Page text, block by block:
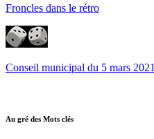
Froncles dans le rétro
Conseil municipal du 5 mars 2021
Au gré des Mots clés